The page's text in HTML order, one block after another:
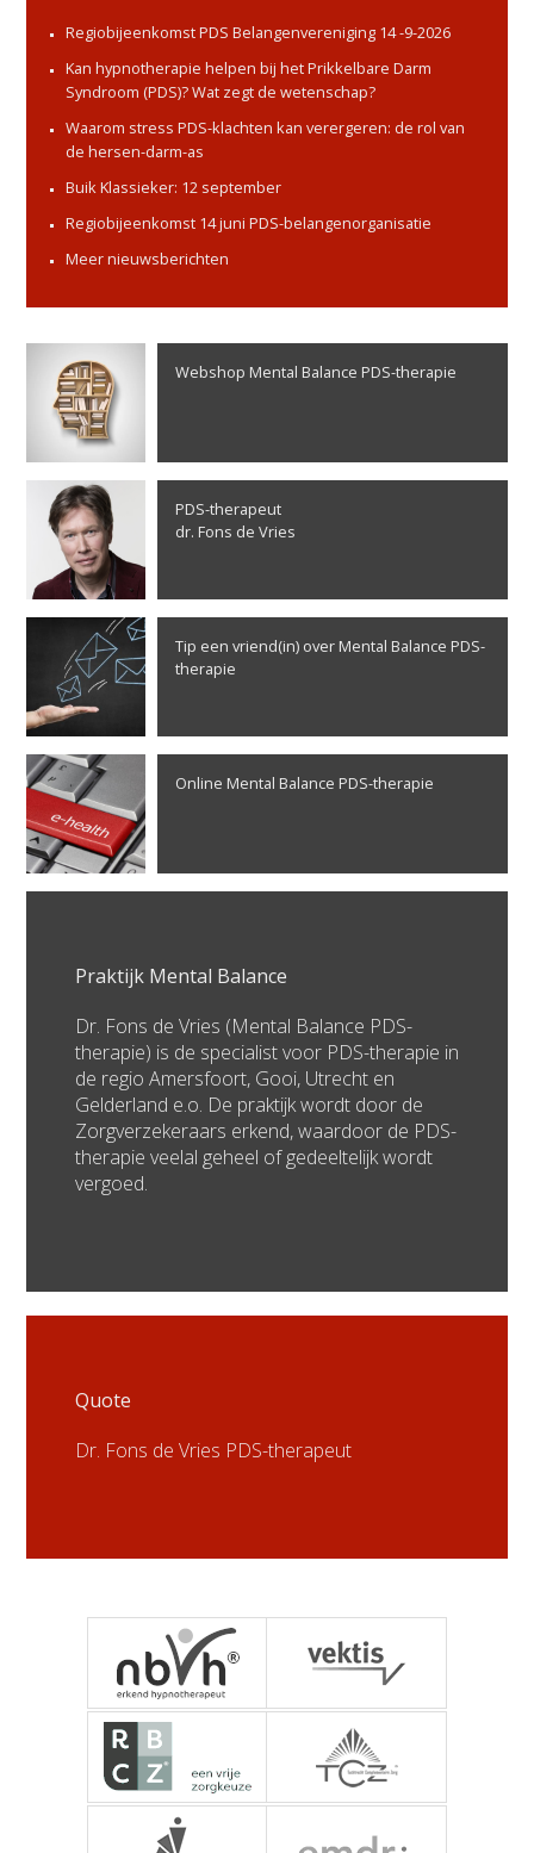
Regiobijeenkomst PDS Belangenvereniging 14 -9-2026
Kan hypnotherapie helpen bij het Prikkelbare Darm
Syndroom (PDS)? Wat zegt de wetenschap?
Waarom stress PDS-klachten kan verergeren: de rol van
de hersen-darm-as
Buik Klassieker: 12 september
Regiobijeenkomst 14 juni PDS-belangenorganisatie
Meer nieuwsberichten
Webshop Mental Balance PDS-therapie
PDS-therapeut
dr. Fons de Vries
Tip een vriend(in) over Mental Balance PDS-
therapie
Online Mental Balance PDS-therapie
Praktijk Mental Balance
Dr. Fons de Vries (Mental Balance PDS-
therapie) is de specialist voor PDS-therapie in
de regio Amersfoort, Gooi, Utrecht en
Gelderland e.o. De praktijk wordt door de
Zorgverzekeraars erkend, waardoor de PDS-
therapie veelal geheel of gedeeltelijk wordt
vergoed.
Quote
Dr. Fons de Vries PDS-therapeut
NBVH - Nederlandse